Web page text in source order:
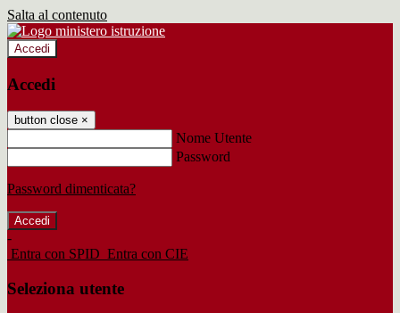
Salta al contenuto
Accedi
Accedi
button close ×
Nome Utente
Password
Password dimenticata?
-
Entra con SPID Entra con CIE
Seleziona utente